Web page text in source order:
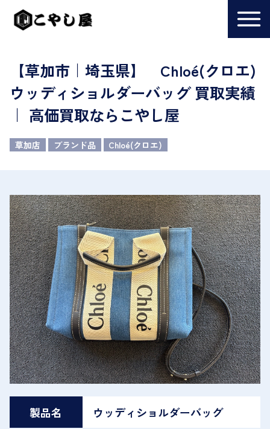
【草加市｜埼玉県】 Chloé(クロエ)
ウッディショルダーバッグ 買取実績
｜ 高価買取ならこやし屋
草加店 ブランド品 Chloé(クロエ)
製品名 ウッディショルダーバッグ